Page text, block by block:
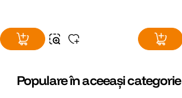
Populare în aceeași categorie